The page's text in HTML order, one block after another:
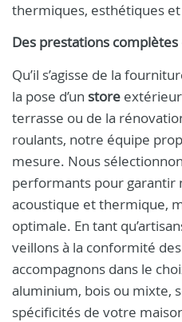
thermiques, esthétiques
Des prestations
Qu’il s’agisse de la
la pose d’un store
terrasse ou de la
roulants, notre équipe
mesure. Nous
performants pour garantir
acoustique et thermique,
optimale. En tant
veillons à la conformité
accompagnons dans le
aluminium, bois ou mixte,
spécificités de votre